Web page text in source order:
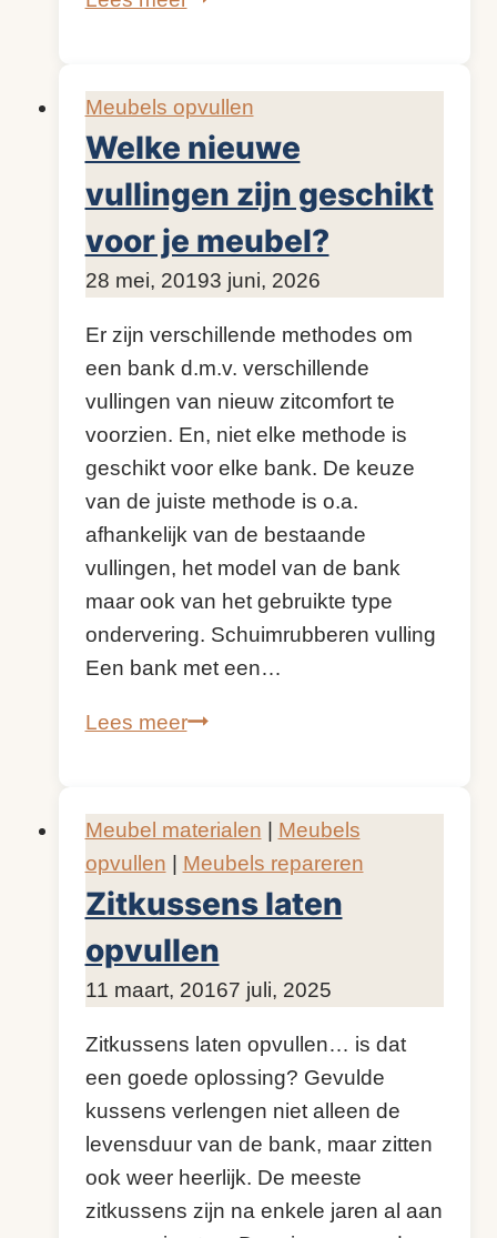
doen
laten
doen
Meubels opvullen
Welke nieuwe
vullingen zijn geschikt
voor je meubel?
DoorKijkopMeubelen.nl
28 mei, 20193 juni, 2026
Er zijn verschillende methodes om
een bank d.m.v. verschillende
vullingen van nieuw zitcomfort te
voorzien. En, niet elke methode is
geschikt voor elke bank. De keuze
van de juiste methode is o.a.
afhankelijk van de bestaande
vullingen, het model van de bank
maar ook van het gebruikte type
ondervering. Schuimrubberen vulling
Een bank met een…
Lees meerWelke
zijn
geschikt
je
meubel?
Meubel materialen
Meubels
opvullen
Meubels repareren
Zitkussens laten
opvullen
DoorKijkopMeubelen.nl
11 maart, 20167 juli, 2025
Zitkussens laten opvullen… is dat
een goede oplossing? Gevulde
kussens verlengen niet alleen de
levensduur van de bank, maar zitten
ook weer heerlijk. De meeste
zitkussens zijn na enkele jaren al aan